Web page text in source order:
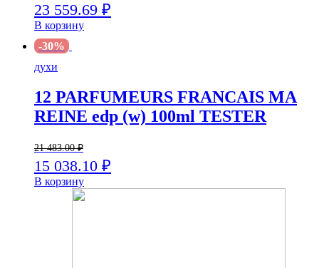
23 559.69 ₽
В корзину
-30%
духи
12 PARFUMEURS FRANCAIS MA
REINE edp (w) 100ml TESTER
21 483.00₽
15 038.10 ₽
В корзину